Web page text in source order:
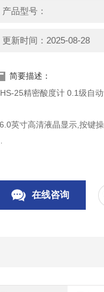
产品型号：
更新时间：2025-08-28
简要描述：
25精密酸度计 0.1级自
英寸高清液晶显示,按键
支持IP54防护等级
有读数稳定标志,智能提醒
在线咨询